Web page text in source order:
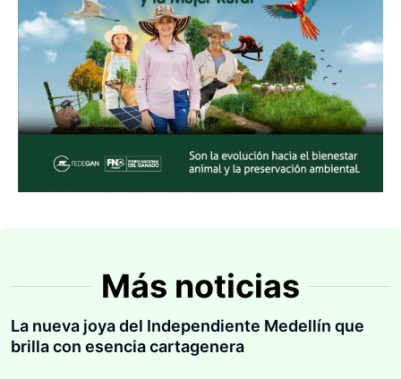
Más noticias
La nueva joya del Independiente Medellín que
brilla con esencia cartagenera